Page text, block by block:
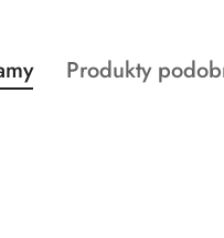
produktów
Produkty
Produkty